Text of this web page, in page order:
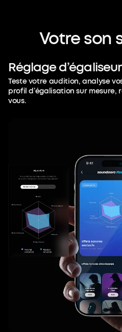
Votreson
Réglaged’égaliseur
Teste votre audition, analyse
profil d’égalisation sur mesure,
vous.